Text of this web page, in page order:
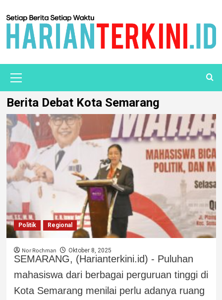
Berita Debat Kota Semarang
Politik Regional
Nor Rochman Oktober 8, 2025
SEMARANG, (Harianterkini.id) - Puluhan
mahasiswa dari berbagai perguruan tinggi di
Kota Semarang menilai perlu adanya ruang